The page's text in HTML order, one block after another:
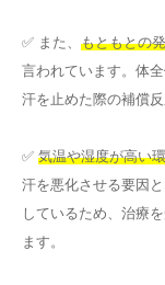
✅ また、 もともとの
言われています。体
汗を止めた際の補償
✅ 気温や湿度が高い
汗を悪化させる要因
しているため、治療
ます。